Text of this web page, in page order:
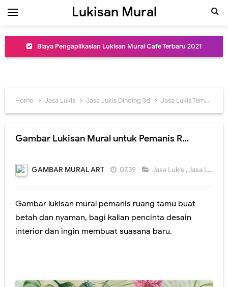
Lukisan Mural
Biaya Pengaplikasian Lukisan Mural Cafe Terbaru 2021
Jasa Lukis Mural Terbaru dan Termurah
Jasa Lukis Mural Dinding Restoran Desain Menarik
Perbedaan Lukisan Mural dan Grafiti yang Ternyata Berbeda
Home Jasa Lukis Jasa Lukis Dinding 3d Jasa Lukis Tembok Rumah
Gambar Lukisan Mural untuk Pemanis Ruang Tamu
GAMBAR MURAL ART 07.39 Jasa Lukis ,Jasa Lukis Dinding 3d
Gambar lukisan mural pemanis ruang tamu buat
betah dan nyaman, bagi kalian pencinta desain
interior dan ingin membuat suasana baru.